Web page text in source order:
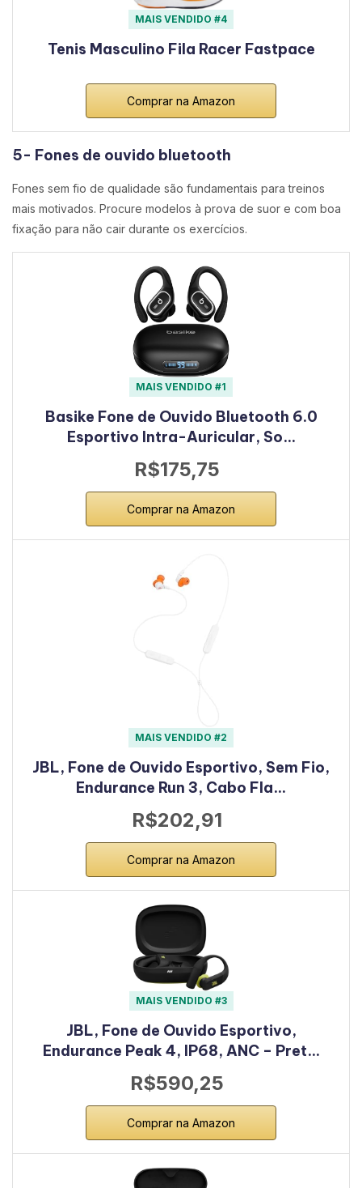
MAIS VENDIDO #4
Tenis Masculino Fila Racer Fastpace
Comprar na Amazon
5- Fones de ouvido bluetooth
Fones sem fio de qualidade são fundamentais para treinos
mais motivados. Procure modelos à prova de suor e com boa
fixação para não cair durante os exercícios.
MAIS VENDIDO #1
Basike Fone de Ouvido Bluetooth 6.0
Esportivo Intra-Auricular, So…
R$175,75
Comprar na Amazon
MAIS VENDIDO #2
JBL, Fone de Ouvido Esportivo, Sem Fio,
Endurance Run 3, Cabo Fla…
R$202,91
Comprar na Amazon
MAIS VENDIDO #3
JBL, Fone de Ouvido Esportivo,
Endurance Peak 4, IP68, ANC – Pret…
R$590,25
Comprar na Amazon